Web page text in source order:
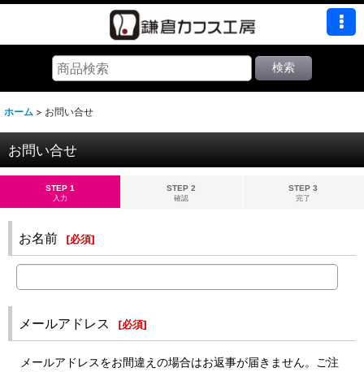
検索
ホーム > お問い合せ
お問い合せ
STEP 1
入力
STEP 2
確認
STEP 3
完了
お名前 [必須]
メールアドレス [必須]
メールアドレスをお間違えの場合はお返事が届きません。ご注